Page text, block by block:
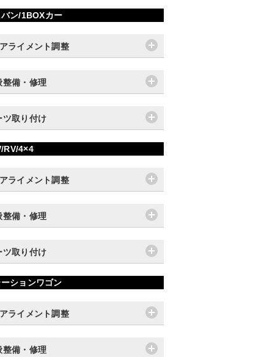
バン/1BOXカー
ライメント調整
整備・修理
ツ取り付け
RV/4×4
ライメント調整
整備・修理
ツ取り付け
ーションワゴン
ライメント調整
整備・修理